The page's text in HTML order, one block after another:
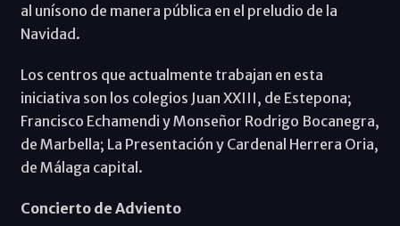
al unísono de manera pública en el preludio de la
Navidad.
Los centros que actualmente trabajan en esta
iniciativa son los colegios Juan XXIII, de Estepona;
Francisco Echamendi y Monseñor Rodrigo Bocanegra,
de Marbella; La Presentación y Cardenal Herrera Oria,
de Málaga capital.
Concierto de Adviento